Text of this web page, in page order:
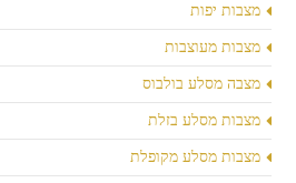
מצבות יפות
מצבות מעוצבות
מצבה מסלע בולבוס
מצבות מסלע בזלת
מצבות מסלע מקופלת